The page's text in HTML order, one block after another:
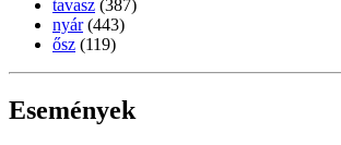
tavasz (387)
nyár (443)
ősz (119)
Események